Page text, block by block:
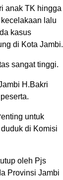
anak TK hingga
lalu
kasus
di Kota Jambi.
sangat tinggi.
H.Bakri
untuk
di Komisi
oleh Pjs
Provinsi Jambi